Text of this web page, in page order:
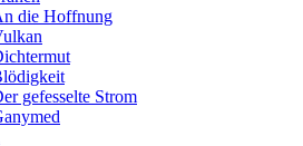
die Hoffnung
gefesselte Strom